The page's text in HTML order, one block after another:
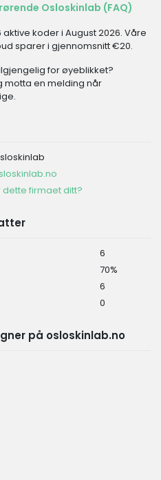
Osloskinlab (FAQ)
koder i August 2026. Våre
sparer i gjennomsnitt €20.
for øyeblikket?
motta en melding når
dette firmaet ditt?
6
70%
6
0
på osloskinlab.no